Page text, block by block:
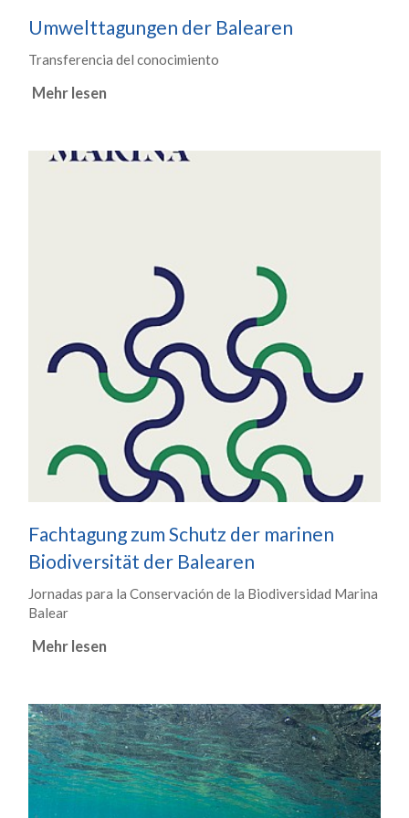
Umwelttagungen der Balearen
Transferencia del conocimiento
Mehr lesen
Fachtagung zum Schutz der marinen
Biodiversität der Balearen
Jornadas para la Conservación de la Biodiversidad Marina
Balear
Mehr lesen